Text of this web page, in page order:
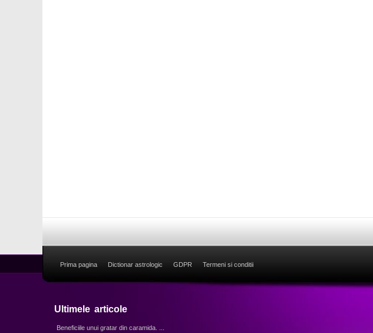
Prima pagina Dictionar astrologic GDPR Termeni si conditii
Ultimele articole
Beneficiile unui gratar din caramida. ...